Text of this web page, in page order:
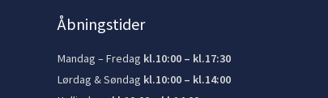
Åbningstider
Mandag – Fredag kl.10:00 – kl.17:30
Lørdag & Søndag kl.10:00 – kl.14:00